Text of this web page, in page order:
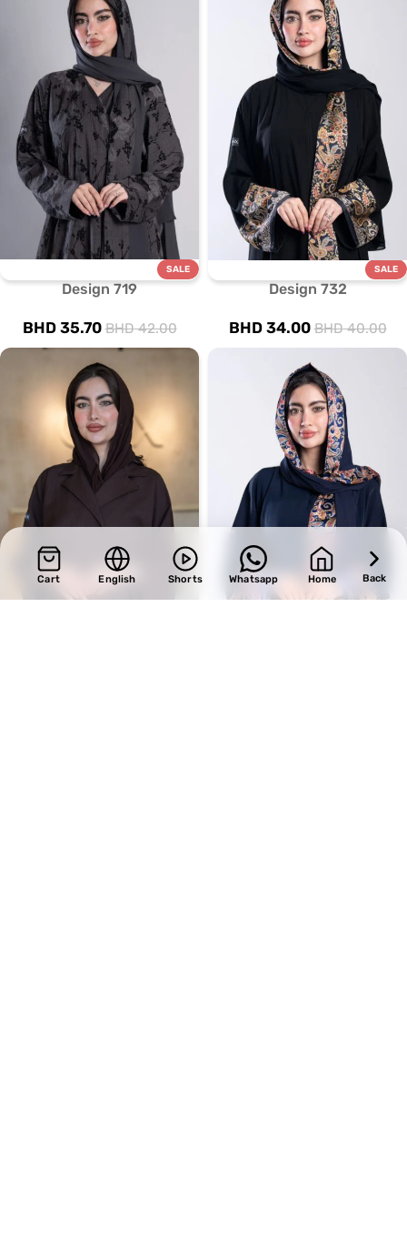
SALE
Design 732
BHD40.00
BHD34.00
SALE
Design 719
BHD42.00
BHD35.70
Back
Home
Whatsapp
Shorts
English
Cart